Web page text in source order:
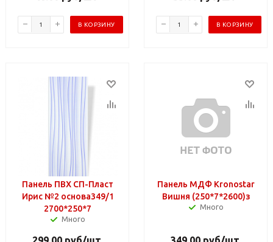
В КОРЗИНУ В КОРЗИНУ
Панель ПВХ СП-Пласт
Ирис №2 основа349/1
2700*250*7
Много
Панель МДФ Kronostar
Вишня (250*7*2600)з
Много